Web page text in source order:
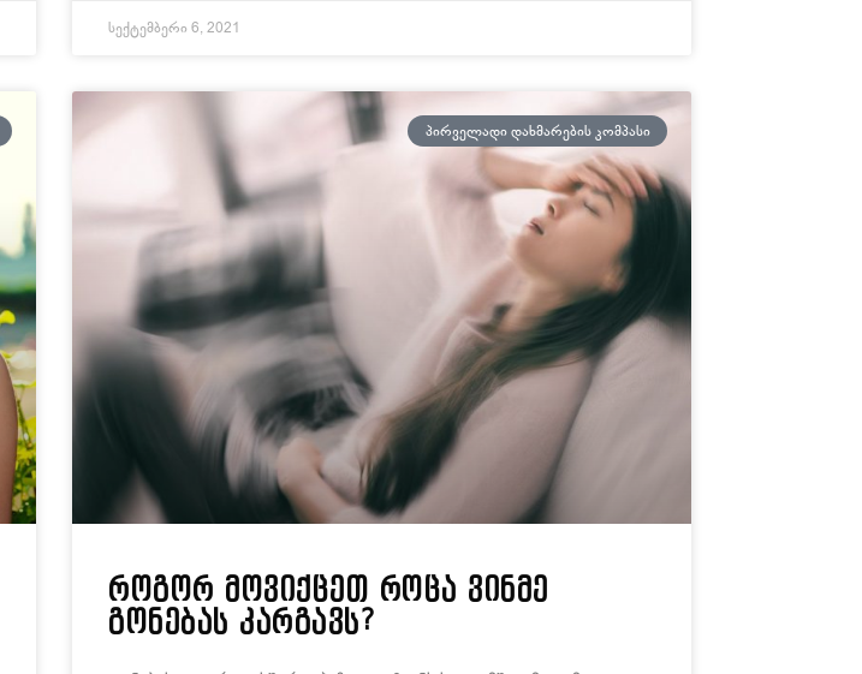
სექტემბერი 6, 2021
ᲞᲘᲠᲕᲔᲚᲐᲓᲘ ᲓᲐᲮᲛᲐᲠᲔᲑᲘᲡ ᲙᲝᲛᲞᲐᲡᲘ
როგორ მოვიქცეთ როცა ვინმე
გონებას კარგავს?